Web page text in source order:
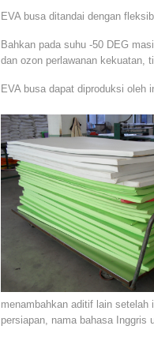
EVA busa ditandai dengan
Bahkan pada suhu -50 DEG
dan ozon perlawanan kekuatan,
EVA busa dapat diproduksi oleh
menambahkan aditif lain
persiapan, nama bahasa Inggris